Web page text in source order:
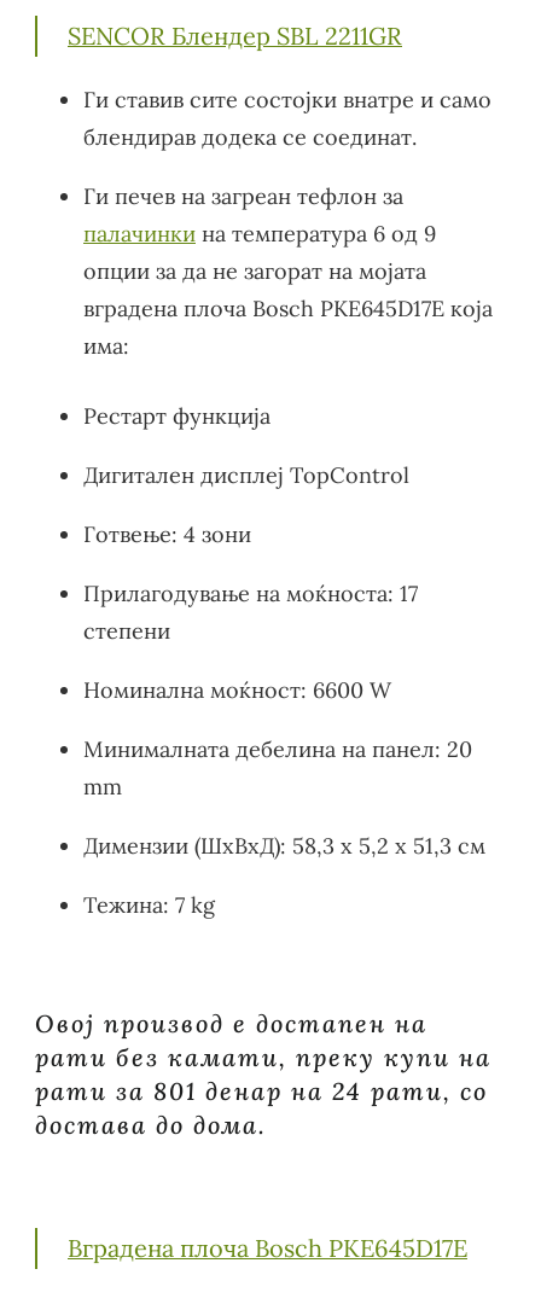
SENCOR Блендер SBL 2211GR
Ги ставив сите состојки внатре и само
блендирав додека се соединат.
Ги печев на загреан тефлон за
палачинки на температура 6 од 9
опции за да не загорат на мојата
вградена плоча Bosch PKE645D17E која
има:
Pестарт функција
Дигитален дисплеј TopControl
Готвење: 4 зони
Прилагодување на моќноста: 17
степени
Номинална моќност: 6600 W
Минималната дебелина на панел: 20
mm
Димензии (ШxВxД): 58,3 x 5,2 x 51,3 см
Тежина: 7 kg
Овој производ е достапен на
рати без камати, преку купи на
рати за 801 денар на 24 рати, со
достава до дома.
Вградена плоча Bosch PKE645D17E